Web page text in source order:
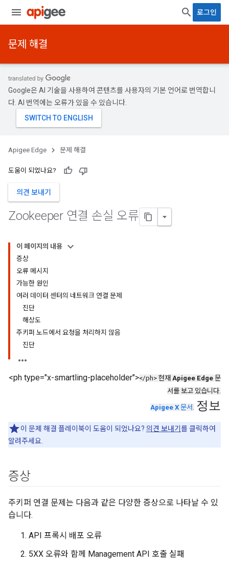
로그인
문제 해결
Google은 AI 기술을 사용하여 콘텐츠를 사용자의 기본 언어로 번역합니
다. AI 번역에는 오류가 있을 수 있습니다.
Apigee Edge 문제 해결
도움이 되었나요?
의견 보내기
Zookeeper 연결 손실 오류
이 페이지의 내용
증상
오류 메시지
가능한 원인
여러 데이터 센터의 네트워크 연결 문제
진단
해상도
주키퍼 노드에서 요청을 처리하지 않음
진단
<ph type="x-smartling-placeholder"></ph> 현재 Apigee Edge 문
서를 보고 있습니다.
Apigee X 문서 . 정보
이 문제 해결 플레이북이 도움이 되었나요? 의견 보내기 를 클릭하여
알려주세요.
증상
주키퍼 연결 문제는 다음과 같은 다양한 증상으로 나타날 수 있
습니다.
API 프록시 배포 오류
5XX 오류와 함께 Management API 호출 실패